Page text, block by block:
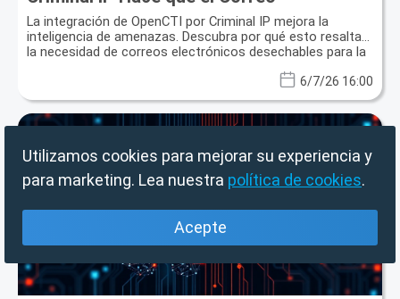
Electrónico Desechable Sea Esencial para
Su Privacidad
La integración de OpenCTI por Criminal IP mejora la
inteligencia de amenazas. Descubra por qué esto resalta
la necesidad de correos electrónicos desechables para la
6/7/26 16:00
Utilizamos cookies para mejorar su experiencia y
para marketing. Lea nuestra política de cookies.
Acepte